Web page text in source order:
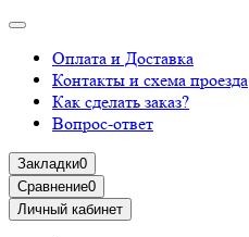
Оплата и Доставка
Контакты и схема проезда
Как сделать заказ?
Вопрос-ответ
Закладки0
Сравнение0
Личный кабинет